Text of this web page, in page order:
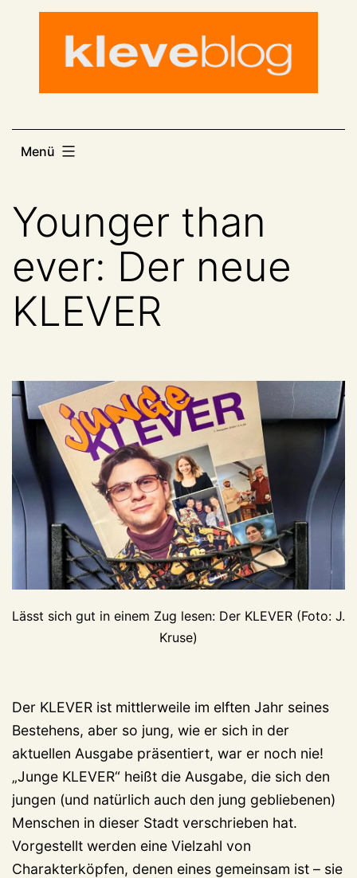
Menü
Younger than
ever: Der neue
KLEVER
Lässt sich gut in einem Zug lesen: Der KLEVER (Foto: J.
Kruse)
Der KLEVER ist mittlerweile im elften Jahr seines
Bestehens, aber so jung, wie er sich in der
aktuellen Ausgabe präsentiert, war er noch nie!
„Junge KLEVER“ heißt die Ausgabe, die sich den
jungen (und natürlich auch den jung gebliebenen)
Menschen in dieser Stadt verschrieben hat.
Vorgestellt werden eine Vielzahl von
Charakterköpfen, denen eines gemeinsam ist – sie